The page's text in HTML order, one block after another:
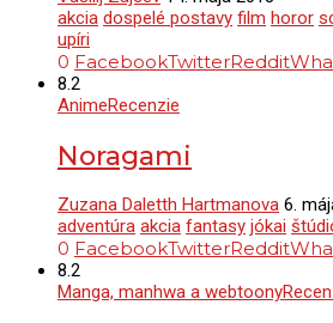
akcia dospelé postavy film horor
upíri
0 FacebookTwitterReddit
8.2
AnimeRecenzie
Noragami
Zuzana Daletth Hartmanova 6.
adventúra akcia fantasy jókai
0 FacebookTwitterReddit
8.2
Manga, manhwa a webtoony